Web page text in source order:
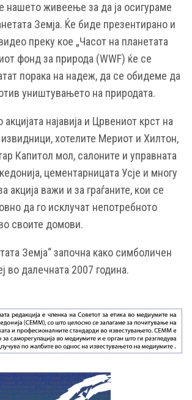
нашето живеење за да ја осигураме
Земја. Ќе биде презентирано и
преку кое „Часот на планетата
фонд за природа (WWF) ќе се
порака на надеж, да се обидеме да
уништувањето на природата.
најавија и Црвениот крст на
хотелите Мериот и Хилтон,
Капитол мол, салоните и управната
цементарницата Усје и многу
акција важи и за граѓаните, кои се
да го исклучат непотребното
своите домови.
Земја“ започна како симболичен
во далечната 2007 година.